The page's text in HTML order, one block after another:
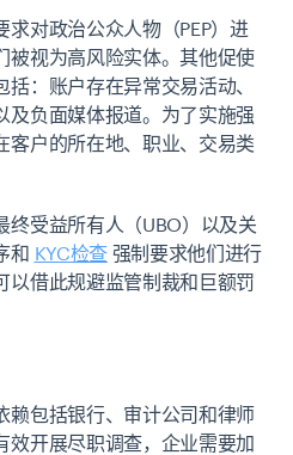
对政治公众人物（PEP）进
被视为高风险实体。其他促使
：账户存在异常交易活动、
及负面媒体报道。为了实施强
客户的所在地、职业、交易类
终受益所有人（UBO）以及关
和 KYC检查强制要求他们进行
以借此规避监管制裁和巨额罚
赖包括银行、审计公司和律师
效开展尽职调查，企业需要加